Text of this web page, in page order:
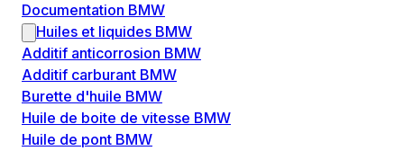
Documentation BMW
Huiles et liquides BMW
Additif anticorrosion BMW
Additif carburant BMW
Burette d'huile BMW
Huile de boite de vitesse BMW
Huile de pont BMW